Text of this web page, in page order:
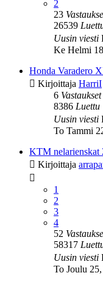
2
23
26539
Uusin viesti
Ke Helmi
Honda Varadero
Kirjoittaja HarriI
6 Vastaukset
8386 Luettu
Uusin viesti
To Tammi
KTM nelarienskat
Kirjoittaja
1
2
3
4
52
58317
Uusin viesti
To Joulu